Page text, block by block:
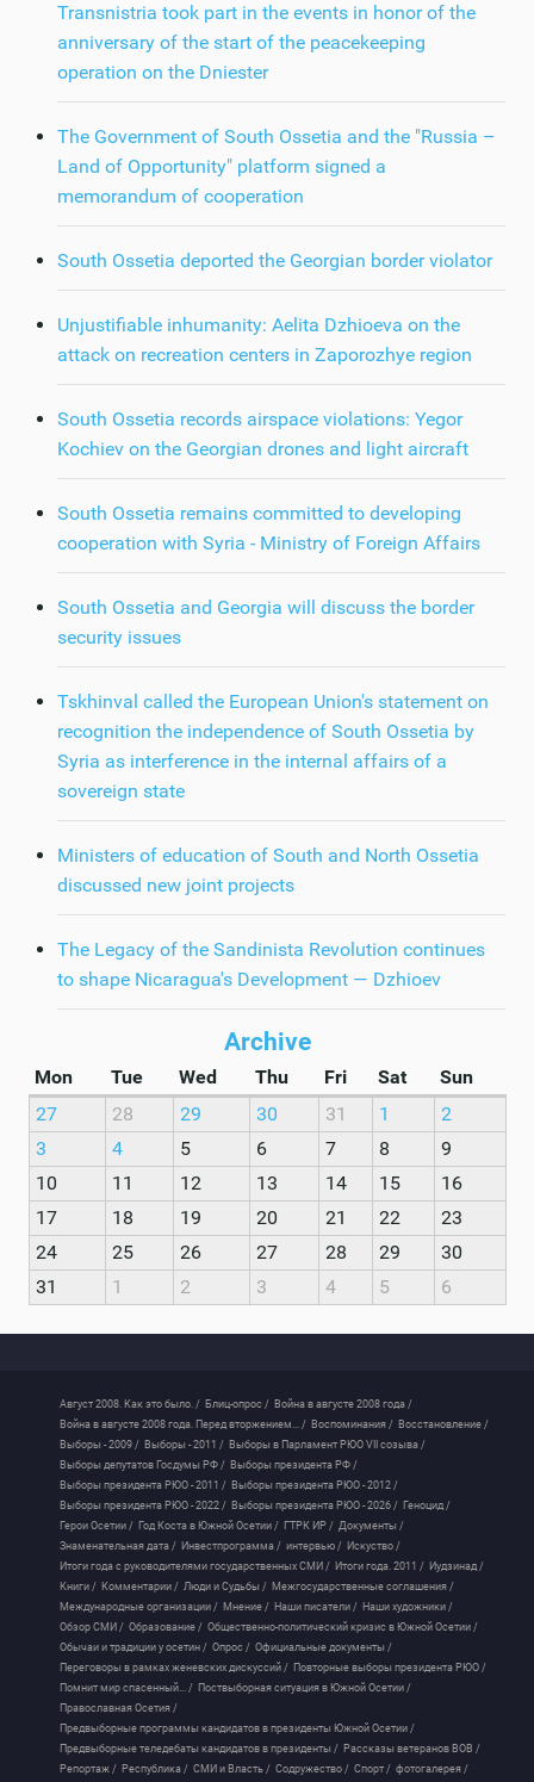
Transnistria took part in the events in honor of the
anniversary of the start of the peacekeeping
operation on the Dniester
The Government of South Ossetia and the "Russia –
Land of Opportunity" platform signed a
memorandum of cooperation
South Ossetia deported the Georgian border violator
Unjustifiable inhumanity: Aelita Dzhioeva on the
attack on recreation centers in Zaporozhye region
South Ossetia records airspace violations: Yegor
Kochiev on the Georgian drones and light aircraft
South Ossetia remains committed to developing
cooperation with Syria - Ministry of Foreign Affairs
South Ossetia and Georgia will discuss the border
security issues
Tskhinval called the European Union's statement on
recognition the independence of South Ossetia by
Syria as interference in the internal affairs of a
sovereign state
Ministers of education of South and North Ossetia
discussed new joint projects
The Legacy of the Sandinista Revolution continues
to shape Nicaragua's Development — Dzhioev
Archive
Mon Tue Wed Thu Fri Sat
Sun
27
28 29 30 31 1
2
3
4 5 6 7 8
9
10
11 12 13 14 15
16
17
18 19 20 21 22
23
24
25 26 27 28 29
30
31
1 2 3 4 5 6
Август 2008. Как это было. / Блиц-опрос / Война в августе 2008 года /
Война в августе 2008 года. Перед вторжением... / Воспоминания / Восстановление /
Выборы - 2009 / Выборы - 2011 / Выборы в Парламент РЮО VII созыва /
Выборы депутатов Госдумы РФ / Выборы президента РФ /
Выборы президента РЮО - 2011 / Выборы президента РЮО - 2012 /
Выборы президента РЮО - 2022 / Выборы президента РЮО - 2026 / Геноцид /
Герои Осетии / Год Коста в Южной Осетии / ГТРК ИР / Документы /
Знаменательная дата / Инвестпрограмма / интервью / Искуство /
Итоги года с руководителями государственных СМИ / Итоги года. 2011 / Иудзинад /
Книги / Комментарии / Люди и Судьбы / Межгосударственные соглашения /
Международные организации / Мнение / Наши писатели / Наши художники /
Обзор СМИ / Образование / Общественно-политический кризис в Южной Осетии /
Обычаи и традиции у осетин / Опрос / Официальные документы /
Переговоры в рамках женевских дискуссий / Повторные выборы президента РЮО /
Помнит мир спасенный... / Поствыборная ситуация в Южной Осетии /
Православная Осетия /
Предвыборные программы кандидатов в президенты Южной Осетии /
Предвыборные теледебаты кандидатов в президенты / Рассказы ветеранов ВОВ /
Репортаж / Республика / СМИ и Власть / Содружество / Спорт / фотогалерея /